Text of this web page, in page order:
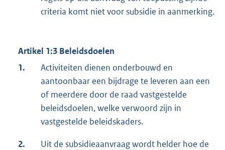
criteria komt niet voor subsidie in aanmerking.
Artikel 1:3 Beleidsdoelen
1.
Activiteiten dienen onderbouwd en
aantoonbaar een bijdrage te leveren aan een
of meerdere door de raad vastgestelde
beleidsdoelen, welke verwoord zijn in
vastgestelde beleidskaders.
2.
Uit de subsidieaanvraag wordt helder hoe de